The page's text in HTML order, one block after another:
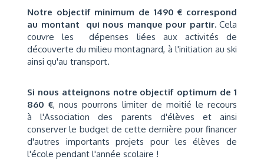
Notre objectif minimum de 1490 € correspond
au montant qui nous manque pour partir.Cela
couvre les dépenses liées aux activités de
découverte du milieu montagnard, à l'initiation au ski
ainsi qu'au transport.
Si nous atteignons notre objectif optimum de 1
860 €, nous pourrons limiter de moitié le recours
à l'Association des parents d'élèves et ainsi
conserver le budget de cette dernière pour financer
d'autres importants projets pour les élèves de
l'école pendant l'année scolaire !